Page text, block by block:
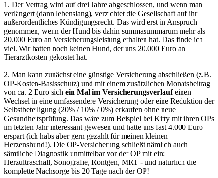
1. Der Vertrag wird auf drei Jahre abgeschlossen, und wenn man
verlängert (dann lebenslang), verzichtet die Gesellschaft auf ihr
außerordentliches Kündigungsrecht. Das wird erst in Anspruch
genommen, wenn der Hund bis dahin summasummarum mehr als
20.000 Euro an Versicherungsleistung erhalten hat. Das finde ich
viel. Wir hatten noch keinen Hund, der uns 20.000 Euro an
Tierarztkosten gekostet hat.
2. Man kann zunächst eine günstige Versicherung abschließen (z.B.
OP-Kosten-Basisschutz) und mit einem zusätzlichen Monatsbeitrag
von ca. 2 Euro sich ein Mal im Versicherungsverlaufeinen
Wechsel in eine umfassendere Versicherung oder eine Reduktion der
Selbstbeteiligung (20% / 10% / 0%) erkaufen ohne neue
Gesundheitsprüfung. Das wäre zum Beispiel bei Kitty mit ihren OPs
im letzten Jahr interessant gewesen und hätte uns fast 4.000 Euro
erspart (ich habs aber gern gezahlt für meinen kleinen
Herzenshund!). Die OP-Versicherung schließt nämlich auch
sämtliche Diagnostik unmittelbar vor der OP mit ein:
Herzultraschall, Sonografie, Röntgen, MRT - und natürlich die
komplette Nachsorge bis 20 Tage nach der OP!